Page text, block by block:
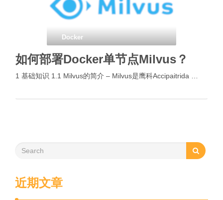
Docker
如何部署Docker单节点Milvus？
1 基础知识 1.1 Milvus的简介 – Milvus是鹰科Accipaitrida …
近期文章